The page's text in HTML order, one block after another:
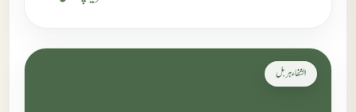
الشفاء ہربل